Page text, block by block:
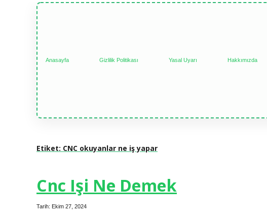
Anasayfa Gizlilik Politikası Yasal Uyarı Hakkımızda
Etiket: CNC okuyanlar ne iş yapar
Cnc Işi Ne Demek
Tarih: Ekim 27, 2024